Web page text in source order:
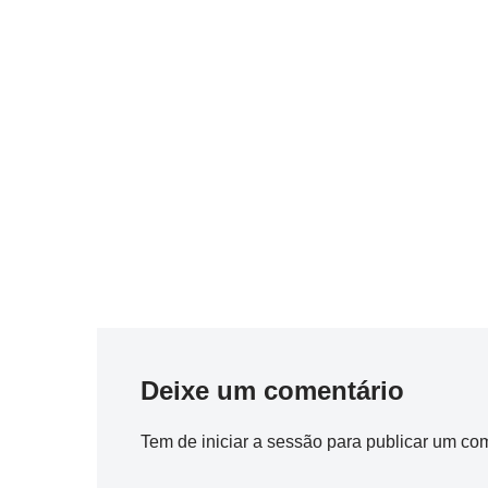
Deixe um comentário
Tem de iniciar a sessão para publicar um